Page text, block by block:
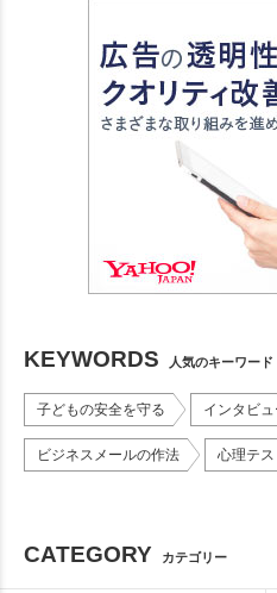
KEYWORDS 人気のキーワード
子どもの安全を守る インタビュ
ビジネスメールの作法 心理テス
CATEGORY カテゴリー